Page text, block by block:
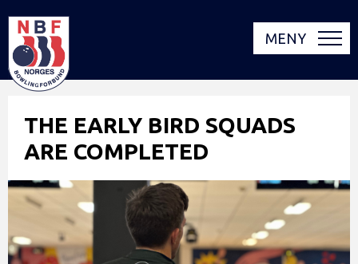
MENY
THE EARLY BIRD SQUADS
ARE COMPLETED